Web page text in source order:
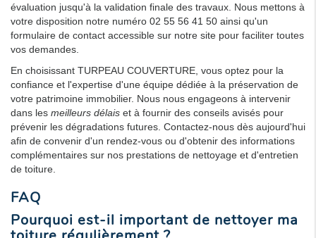
évaluation jusqu'à la validation finale des travaux. Nous mettons à
votre disposition notre numéro 02 55 56 41 50 ainsi qu'un
formulaire de contact accessible sur notre site pour faciliter toutes
vos demandes.
En choisissant TURPEAU COUVERTURE, vous optez pour la
confiance et l'expertise d'une équipe dédiée à la préservation de
votre patrimoine immobilier. Nous nous engageons à intervenir
dans les meilleurs délais et à fournir des conseils avisés pour
prévenir les dégradations futures. Contactez-nous dès aujourd'hui
afin de convenir d'un rendez-vous ou d'obtenir des informations
complémentaires sur nos prestations de nettoyage et d'entretien
de toiture.
FAQ
Pourquoi est-il important de nettoyer ma